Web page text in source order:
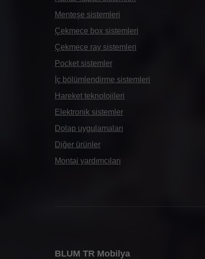
Menteşe sistemleri
Çekmece box sistemleri
Çekmece ray sistemleri
Pocket sistemler
İç bölümlendirme sistemleri
Hareket teknolojileri
Elektronik sistemler
Dolap uygulamaları
Diğer ürünler
Montaj yardımcıları
BLUM TR Mobilya